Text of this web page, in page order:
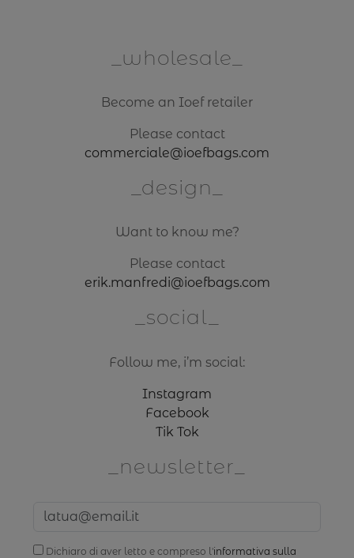
wholesale
Become an Ioef retailer
Please contact
commerciale@ioefbags.com
design
Want to know me?
Please contact
erik.manfredi@ioefbags.com
social
Follow me, i’m social:
Instagram
Facebook
Tik Tok
newsletter
Dichiaro di aver letto e compreso l'informativa sulla